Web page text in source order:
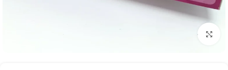
بزرگنمایی تصویر